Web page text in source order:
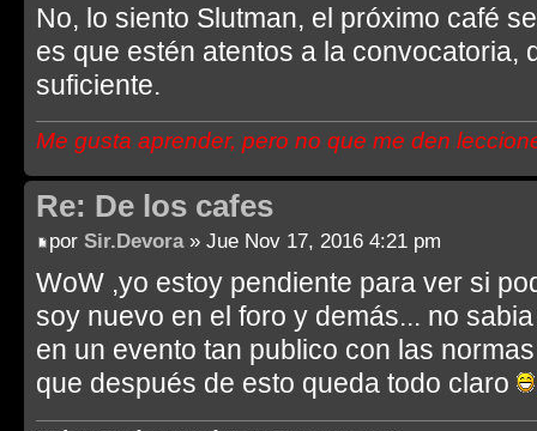
No, lo siento Slutman, el próximo café
es que estén atentos a la convocatoria,
suficiente.
Me gusta aprender, pero no que me den
Re: De los cafes
por Sir.Devora» Jue Nov 17, 2016 4:21 pm
WoW ,yo estoy pendiente para ver si
soy nuevo en el foro y demás... no
en un evento tan publico con las
que después de esto queda todo claro